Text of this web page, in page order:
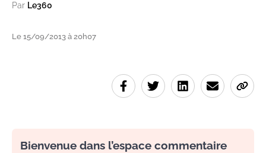
Par Le360
Le 15/09/2013 à 20h07
Bienvenue dans l’espace commentaire